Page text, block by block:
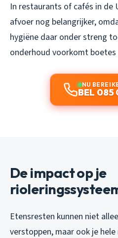
In restaurants of cafés in de
afvoer nog belangrijker,
hygiëne daar onder streng
onderhoud voorkomt boetes
NU
BEL 085
De impact op je
Etensresten kunnen niet
verstoppen, maar ook je